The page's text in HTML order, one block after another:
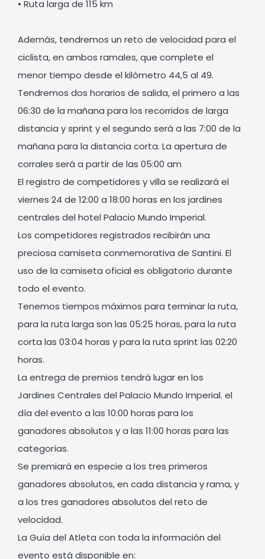
• Ruta larga de 115 km
Además, tendremos un reto de velocidad para el
ciclista, en ambos ramales, que complete el
menor tiempo desde el kilómetro 44,5 al 49.
Tendremos dos horarios de salida, el primero a las
06:30 de la mañana para los recorridos de larga
distancia y sprint y el segundo será a las 7:00 de la
mañana para la distancia corta. La apertura de
corrales será a partir de las 05:00 am
El registro de competidores y villa se realizará el
viernes 24 de 12:00 a 18:00 horas en los jardines
centrales del hotel Palacio Mundo Imperial.
Los competidores registrados recibirán una
preciosa camiseta conmemorativa de Santini. El
uso de la camiseta oficial es obligatorio durante
todo el evento.
Tenemos tiempos máximos para terminar la ruta,
para la ruta larga son las 05:25 horas, para la ruta
corta las 03:04 horas y para la ruta sprint las 02:20
horas.
La entrega de premios tendrá lugar en los
Jardines Centrales del Palacio Mundo Imperial. el
día del evento a las 10:00 horas para los
ganadores absolutos y a las 11:00 horas para las
categorías.
Se premiará en especie a los tres primeros
ganadores absolutos, en cada distancia y rama, y
a los tres ganadores absolutos del reto de
velocidad.
La Guía del Atleta con toda la información del
evento está disponible en: